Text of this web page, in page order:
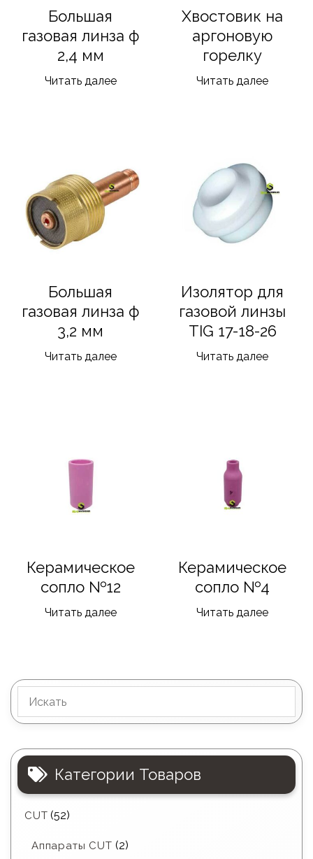
Большая
газовая линза ф
2,4 мм
Читать далее
Хвостовик на
аргоновую
горелку
Читать далее
Большая
газовая линза ф
3,2 мм
Читать далее
Изолятор для
газовой линзы
TIG 17-18-26
Читать далее
Керамическое
сопло №12
Читать далее
Керамическое
сопло №4
Читать далее
Категории Товаров
CUT (52)
Аппараты CUT (2)